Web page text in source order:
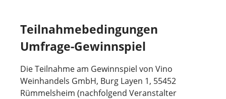
Teilnahmebedingungen
Umfrage-Gewinnspiel
Die Teilnahme am Gewinnspiel von Vino
Weinhandels GmbH, Burg Layen 1, 55452
Rümmelsheim (nachfolgend Veranstalter